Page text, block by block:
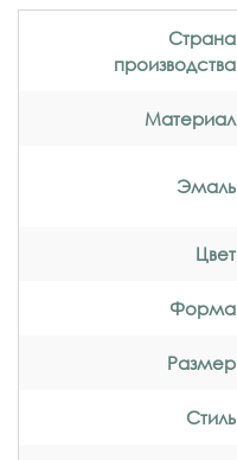
Страна
производства
Материал
Эмаль
Цвет
Форма
Размер
Стиль